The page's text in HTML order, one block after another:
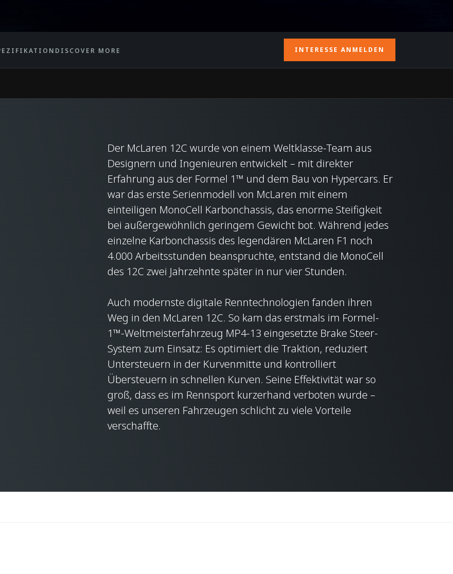
DISCOVER MORE INTERESSE ANMELDEN
Der McLaren 12C wurde von einem Weltklasse-Team aus
Designern und Ingenieuren entwickelt – mit direkter
Erfahrung aus der Formel 1™ und dem Bau von Hypercars. Er
war das erste Serienmodell von McLaren mit einem
einteiligen MonoCell Karbonchassis, das enorme Steifigkeit
bei außergewöhnlich geringem Gewicht bot. Während jedes
einzelne Karbonchassis des legendären McLaren F1 noch
4.000 Arbeitsstunden beanspruchte, entstand die MonoCell
des 12C zwei Jahrzehnte später in nur vier Stunden.
Auch modernste digitale Renntechnologien fanden ihren
Weg in den McLaren 12C. So kam das erstmals im Formel-
1™-Weltmeisterfahrzeug MP4-13 eingesetzte Brake Steer-
System zum Einsatz: Es optimiert die Traktion, reduziert
Untersteuern in der Kurvenmitte und kontrolliert
Übersteuern in schnellen Kurven. Seine Effektivität war so
groß, dass es im Rennsport kurzerhand verboten wurde –
weil es unseren Fahrzeugen schlicht zu viele Vorteile
verschaffte.